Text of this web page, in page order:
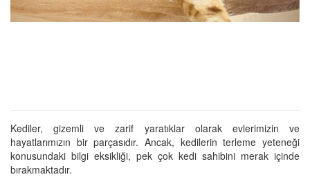
Kediler, gizemli ve zarif yaratıklar olarak evlerimizin ve
hayatlarımızın bir parçasıdır. Ancak, kedilerin terleme yeteneği
konusundaki bilgi eksikliği, pek çok kedi sahibini merak içinde
bırakmaktadır.